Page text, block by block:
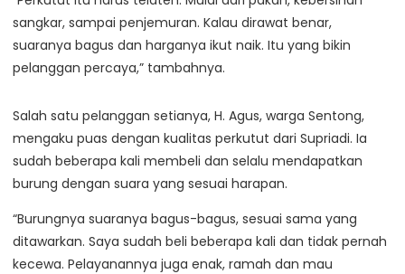
sangkar, sampai penjemuran. Kalau dirawat benar,
suaranya bagus dan harganya ikut naik. Itu yang bikin
pelanggan percaya,” tambahnya.
Salah satu pelanggan setianya, H. Agus, warga Sentong,
mengaku puas dengan kualitas perkutut dari Supriadi. Ia
sudah beberapa kali membeli dan selalu mendapatkan
burung dengan suara yang sesuai harapan.
“Burungnya suaranya bagus-bagus, sesuai sama yang
ditawarkan. Saya sudah beli beberapa kali dan tidak pernah
kecewa. Pelayanannya juga enak, ramah dan mau